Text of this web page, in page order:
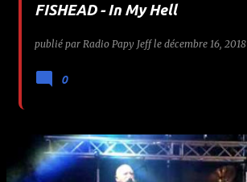
FISHEAD - In My Hell
publié par Radio Papy Jeff le décembre 16, 2018
0